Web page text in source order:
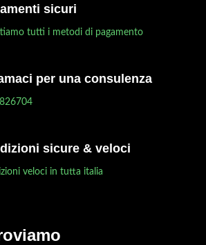
sicuri
tutti i metodi di pagamento
per una consulenza
sicure & veloci
veloci in tutta italia